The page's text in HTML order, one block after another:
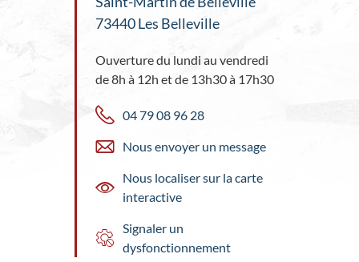
73440 Les Belleville
Ouverture du lundi au vendredi
de 8h à 12h et de 13h30 à 17h30
04 79 08 96 28
Nous envoyer un message
Nous localiser sur la carte
interactive
Signaler un
dysfonctionnement